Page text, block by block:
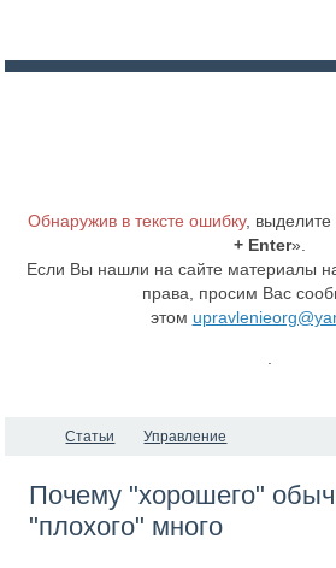
Обнаружив в тексте ошибку,
+ Enter».
Если Вы нашли на сайте материалы
права, просим Вас
этом
Статьи Управление
Почему "хорошего"
"плохого" много